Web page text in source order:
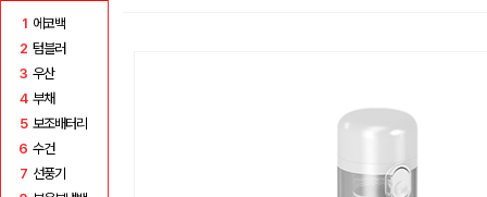
1 에코백
2 텀블러
3 우산
4 부채
5 보조배터리
6 수건
7 선풍기